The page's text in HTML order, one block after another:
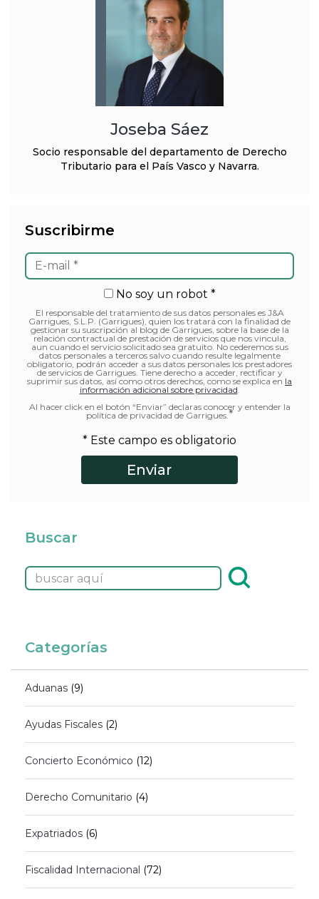
Joseba Sáez
Socio responsable del departamento de Derecho
Tributario para el País Vasco y Navarra.
Suscribirme
No soy un robot *
El responsable del tratamiento de sus datos personales es J&A
Garrigues, S.L.P. (Garrigues), quien los tratará con la finalidad de
gestionar su suscripción al blog de Garrigues, sobre la base de la
relación contractual de prestación de servicios que nos vincula,
aun cuando el servicio solicitado sea gratuito. No cederemos sus
datos personales a terceros salvo cuando resulte legalmente
obligatorio, podrán acceder a sus datos personales los prestadores
de servicios de Garrigues. Tiene derecho a acceder, rectificar y
suprimir sus datos, así como otros derechos, como se explica en la
información adicional sobre privacidad.
Al hacer click en el botón “Enviar” declaras conocer y entender la
política de privacidad de Garrigues.*
* Este campo es obligatorio
Buscar
Categorías
Aduanas (9)
Ayudas Fiscales (2)
Concierto Económico (12)
Derecho Comunitario (4)
Expatriados (6)
Fiscalidad Internacional (72)